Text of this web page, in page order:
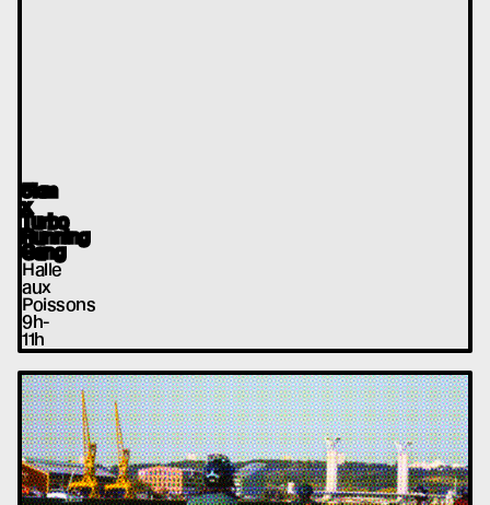
5km
x
Turbo
Running
Gang
Halle
aux
Poissons
9h-
11h